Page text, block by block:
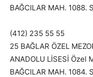
BAĞCILAR MAH. 1088.
(412) 235 55 55
25 BAĞLAR ÖZEL
ANADOLU LİSESİ
BAĞCILAR MAH. 1084.